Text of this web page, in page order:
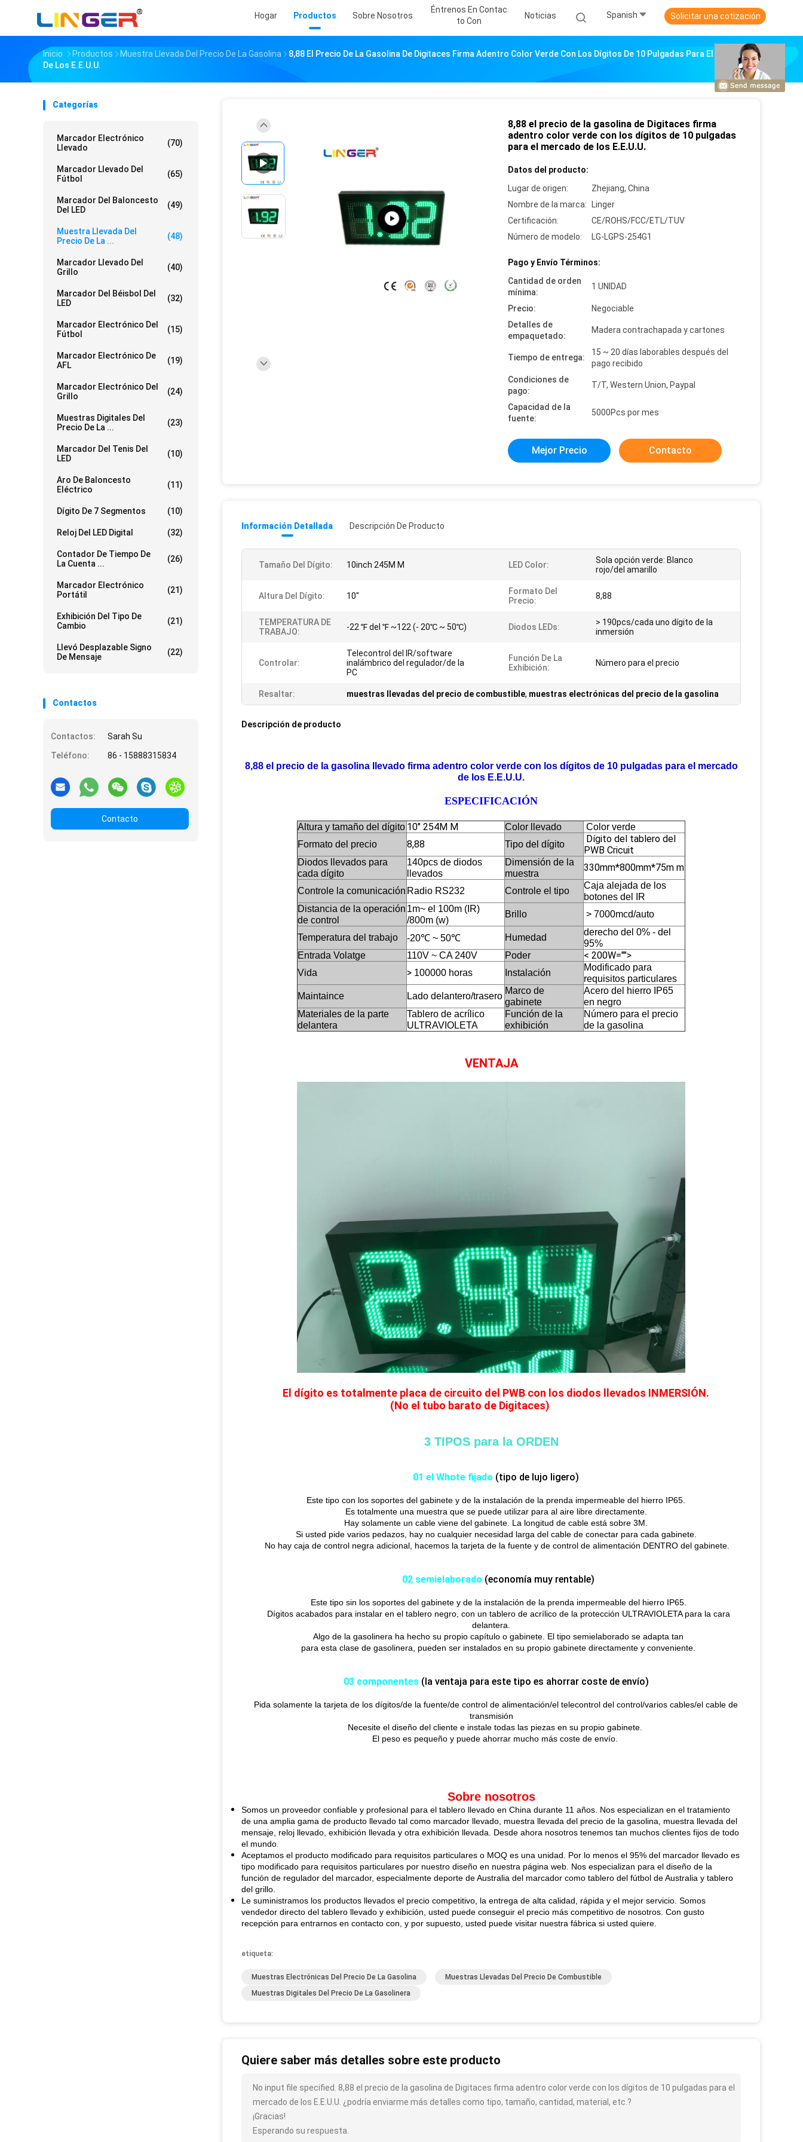
Hogar Productos Sobre Nosotros
Éntrenos En Contac
To Con
Noticias Spanish Solicitar una cotización
Inicio Productos Muestra Llevada Del Precio De La Gasolina
8,88 El Precio De La Gasolina De Digitaces Firma Adentro Color Verde Con Los Dígitos De 10 Pulgadas Para El Mercado
De Los E.E.U.U.
Categorías
Marcador Electrónico
Llevado
(70)
Marcador Llevado Del
Fútbol
(65)
Marcador Del Baloncesto
Del LED
(49)
Muestra Llevada Del
Precio De La ...
(48)
Marcador Llevado Del
Grillo
(40)
Marcador Del Béisbol Del
LED
(32)
Marcador Electrónico Del
Fútbol
(15)
Marcador Electrónico De
AFL
(19)
Marcador Electrónico Del
Grillo
(24)
Muestras Digitales Del
Precio De La ...
(23)
Marcador Del Tenis Del
LED
(10)
Aro De Baloncesto
Eléctrico
(11)
Dígito De 7 Segmentos (10)
Reloj Del LED Digital (32)
Contador De Tiempo De
La Cuenta ...
(26)
Marcador Electrónico
Portátil
(21)
Exhibición Del Tipo De
Cambio
(21)
Llevó Desplazable Signo
De Mensaje
(22)
Contactos
Contactos:
Sarah Su
Teléfono:
86 - 15888315834
Contacto
8,88 el precio de la gasolina de Digitaces firma
adentro color verde con los dígitos de 10 pulgadas
para el mercado de los E.E.U.U.
Datos del producto:
Lugar de origen:
Zhejiang, China
Nombre de la marca:
Linger
Certificación:
CE/ROHS/FCC/ETL/TUV
Número de modelo:
LG-LGPS-254G1
Pago y Envío Términos:
Cantidad de orden
mínima:
1 UNIDAD
Precio:
Negociable
Detalles de
empaquetado:
Madera contrachapada y cartones
Tiempo de entrega:
15 ~ 20 días laborables después del
pago recibido
Condiciones de
pago:
T/T, Western Union, Paypal
Capacidad de la
fuente:
5000Pcs por mes
Mejor Precio Contacto
Información Detallada Descripción De Producto
Tamaño Del Dígito: 10inch 245M M LED Color:
Sola opción verde: Blanco
rojo/del amarillo
Altura Del Dígito: 10"
Formato Del
Precio:
8,88
TEMPERATURA DE
TRABAJO:
-22 ℉ del ℉ ~122 (- 20℃ ~ 50℃) Diodos LEDs:
> 190pcs/cada uno dígito de la
inmersión
Controlar:
Telecontrol del IR/software
inalámbrico del regulador/de la
PC
Función De La
Exhibición:
Número para el precio
Resaltar: muestras llevadas del precio de combustible, muestras electrónicas del precio de la gasolina
Descripción de producto
8,88 el precio de la gasolina llevado firma adentro color verde con los dígitos de 10 pulgadas para el mercado
de los E.E.U.U.
ESPECIFICACIÓN
Altura y tamaño del dígito 10" 254M M Color llevado
Color verde
Formato del precio
8,88 Tipo del dígito
Dígito del tablero del
PWB Cricuit
Diodos llevados para
cada dígito
140pcs de diodos
llevados
Dimensión de la
muestra
330mm*800mm*75m m
Controle la comunicación Radio RS232 Controle el tipo
Caja alejada de los
botones del IR
Distancia de la operación
de control
1m~ el 100m (IR)
/800m (w)
Brillo > 7000mcd/auto
Temperatura del trabajo -20℃ ~ 50℃ Humedad
derecho del 0% - del
95%
Entrada Volatge
110V ~ CA 240V Poder < 200W="">
Vida > 100000 horas Instalación
Modificado para
requisitos particulares
Maintaince
Lado delantero/trasero
Marco de
gabinete
Acero del hierro IP65
en negro
Materiales de la parte
delantera
Tablero de acrílico
ULTRAVIOLETA
Función de la
exhibición
Número para el precio
de la gasolina
VENTAJA
El dígito es totalmente placa de circuito del PWB con los diodos llevados INMERSIÓN.
(No el tubo barato de Digitaces)
3 TIPOS para la ORDEN
01 el Whote fijado (tipo de lujo ligero)
Este tipo con los soportes del gabinete y de la instalación de la prenda impermeable del hierro IP65.
Es totalmente una muestra que se puede utilizar para al aire libre directamente.
Hay solamente un cable viene del gabinete. La longitud de cable está sobre 3M.
Si usted pide varios pedazos, hay no cualquier necesidad larga del cable de conectar para cada gabinete.
No hay caja de control negra adicional, hacemos la tarjeta de la fuente y de control de alimentación DENTRO del gabinete.
02 semielaborado (economía muy rentable)
Este tipo sin los soportes del gabinete y de la instalación de la prenda impermeable del hierro IP65.
Dígitos acabados para instalar en el tablero negro, con un tablero de acrílico de la protección ULTRAVIOLETA para la cara
delantera.
Algo de la gasolinera ha hecho su propio capítulo o gabinete. El tipo semielaborado se adapta tan
para esta clase de gasolinera, pueden ser instalados en su propio gabinete directamente y conveniente.
03 componentes (la ventaja para este tipo es ahorrar coste de envío)
Pida solamente la tarjeta de los dígitos/de la fuente/de control de alimentación/el telecontrol del control/varios cables/el cable de
transmisión
Necesite el diseño del cliente e instale todas las piezas en su propio gabinete.
El peso es pequeño y puede ahorrar mucho más coste de envío.
Sobre nosotros
Somos un proveedor confiable y profesional para el tablero llevado en China durante 11 años. Nos especializan en el tratamiento
de una amplia gama de producto llevado tal como marcador llevado, muestra llevada del precio de la gasolina, muestra llevada del
mensaje, reloj llevado, exhibición llevada y otra exhibición llevada. Desde ahora nosotros tenemos tan muchos clientes fijos de todo
el mundo.
Aceptamos el producto modificado para requisitos particulares o MOQ es una unidad. Por lo menos el 95% del marcador llevado es
tipo modificado para requisitos particulares por nuestro diseño en nuestra página web. Nos especializan para el diseño de la
función de regulador del marcador, especialmente deporte de Australia del marcador como tablero del fútbol de Australia y tablero
del grillo.
Le suministramos los productos llevados el precio competitivo, la entrega de alta calidad, rápida y el mejor servicio. Somos
vendedor directo del tablero llevado y exhibición, usted puede conseguir el precio más competitivo de nosotros. Con gusto
recepción para entrarnos en contacto con, y por supuesto, usted puede visitar nuestra fábrica si usted quiere.
etiqueta:
Muestras Electrónicas Del Precio De La Gasolina
Muestras Llevadas Del Precio De Combustible
Muestras Digitales Del Precio De La Gasolinera
Quiere saber más detalles sobre este producto
No input file specified. 8,88 el precio de la gasolina de Digitaces firma adentro color verde con los dígitos de 10 pulgadas para el
mercado de los E.E.U.U. ¿podría enviarme más detalles como tipo, tamaño, cantidad, material, etc.?
¡Gracias!
Esperando su respuesta.